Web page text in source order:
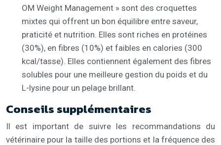
OM Weight Management » sont des croquettes
mixtes qui offrent un bon équilibre entre saveur,
praticité et nutrition. Elles sont riches en protéines
(30%), en fibres (10%) et faibles en calories (300
kcal/tasse). Elles contiennent également des fibres
solubles pour une meilleure gestion du poids et du
L-lysine pour un pelage brillant.
Conseils supplémentaires
Il est important de suivre les recommandations du
vétérinaire pour la taille des portions et la fréquence des